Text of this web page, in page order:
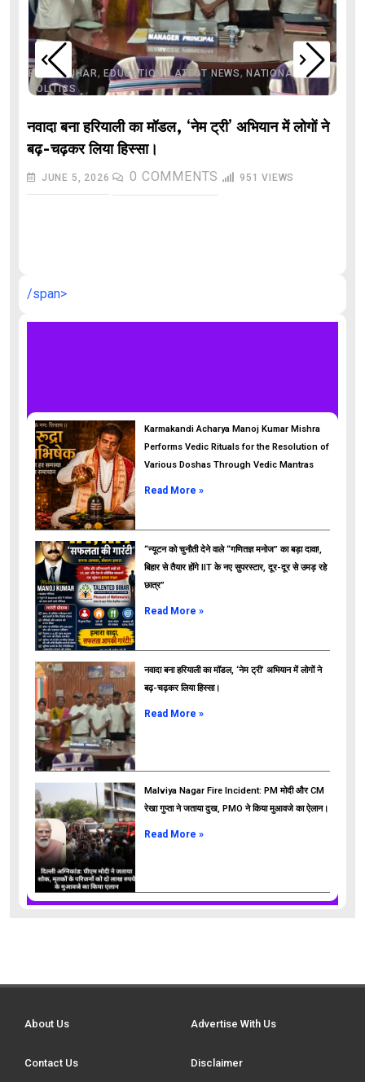
BIHAR,BIHAR, EDUCATION,LATEST NEWS,NATIONAL
POLITICS
नवादा बना हरियाली का मॉडल, ‘नेम ट्री’ अभियान में लोगों ने
बढ़-चढ़कर लिया हिस्सा।
JUNE 5, 2026 0 COMMENTS 951 VIEWS
/span>
ads
Karmakandi Acharya Manoj Kumar Mishra
Performs Vedic Rituals for the Resolution of
Various Doshas Through Vedic Mantras
Read More »
“न्यूटन को चुनौती देने वाले “गणितज्ञ मनोज” का बड़ा दावा!,
बिहार से तैयार होंगे IIT के नए सुपरस्टार, दूर-दूर से उमड़ रहे
छात्र”
Read More »
नवादा बना हरियाली का मॉडल, ‘नेम ट्री’ अभियान में लोगों ने
बढ़-चढ़कर लिया हिस्सा।
Read More »
Malviya Nagar Fire Incident: PM मोदी और CM
रेखा गुप्ता ने जताया दुख, PMO ने किया मुआवजे का ऐलान।
Read More »
About Us Advertise With Us
Contact Us Disclaimer